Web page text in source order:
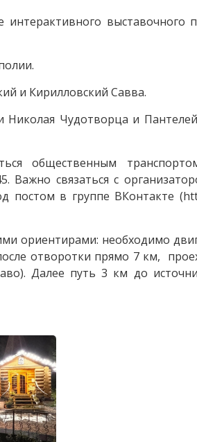
выставочного
и Кирилловский Савва.
Чудотворца и
общественным
Важно связаться с
постом в группе ВКонтакте
ориентирами: необходимо
отворотки прямо 7 км,
Далее путь 3 км до